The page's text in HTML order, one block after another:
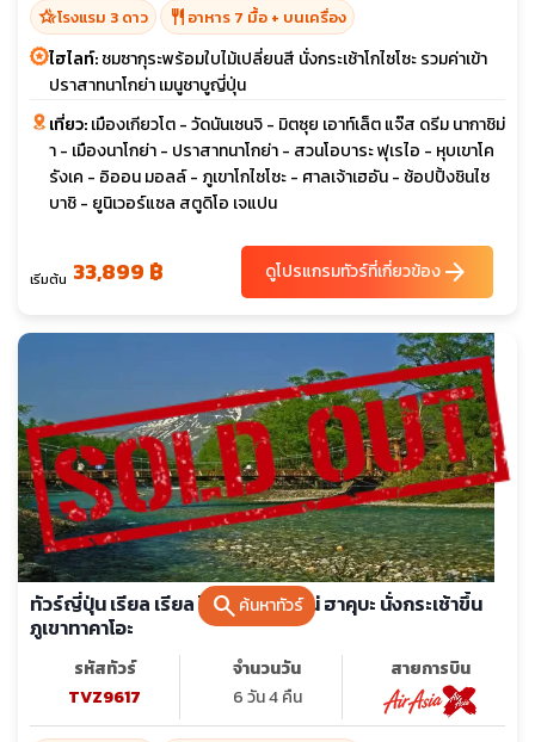
searchค้นหาทัวร์
hotel_classโรงแรม 3 ดาว restaurant อาหาร 7 มื้อ + บนเครื่อง
ไฮไลท์:ชมซากุระพร้อมใบไม้เปลี่ยนสี นั่งกระเช้าโกไซโซะ รวมค่าเข้า
ปราสาทนาโกย่า เมนูชาบูญี่ปุ่น
เที่ยว:เมืองเกียวโต - วัดนันเซนจิ - มิตซุย เอาท์เล็ต แจ๊ส ดรีม นากาชิม่
า - เมืองนาโกย่า - ปราสาทนาโกย่า - สวนโอบาระ ฟุเรไอ - หุบเขาโค
รังเค - อิออน มอลล์ - ภูเขาโกไซโซะ - ศาลเจ้าเฮอัน - ช้อปปิ้งชินไซ
บาชิ - ยูนิเวอร์แซล สตูดิโอ เจแปน
เริ่มต้น 33,899 ฿ ดูโปรแกรมทัวร์ที่เกี่ยวข้องarrow_forward
ทัวร์ญี่ปุ่น เรียล เรียล โตเกียว นากาโน่ ฮาคุบะ นั่งกระเช้าขึ้น
ภูเขาทาคาโอะ
รหัสทัวร์
TVZ9617
จำนวนวัน
6 วัน 4 คืน
สายการบิน